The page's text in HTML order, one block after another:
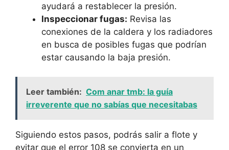
ayudará a restablecer la presión.
Inspeccionar fugas: Revisa las
conexiones de la caldera y los radiadores
en busca de posibles fugas que podrían
estar causando la baja presión.
Leer también: Com anar tmb: la guía
irreverente que no sabías que necesitabas
Siguiendo estos pasos, podrás salir a flote y
evitar que el error 108 se convierta en un